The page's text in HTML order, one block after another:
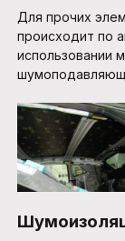
Для прочих
происходит по
использовании